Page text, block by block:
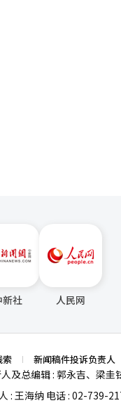
电子（2%）等知名企业
29.5%
年相比，毕业生对体
占比已超过60%，本地
着美联储决定维
行（央行）召开金融货币
央行将今年国内生产总值
息的预期效果。” 上月25
图片提供 韩联社】
新社 人民网
索 新闻稿件投诉负责人
及总编辑 : 郭永吉、梁圭
: 王海纳 电话 : 02-739-